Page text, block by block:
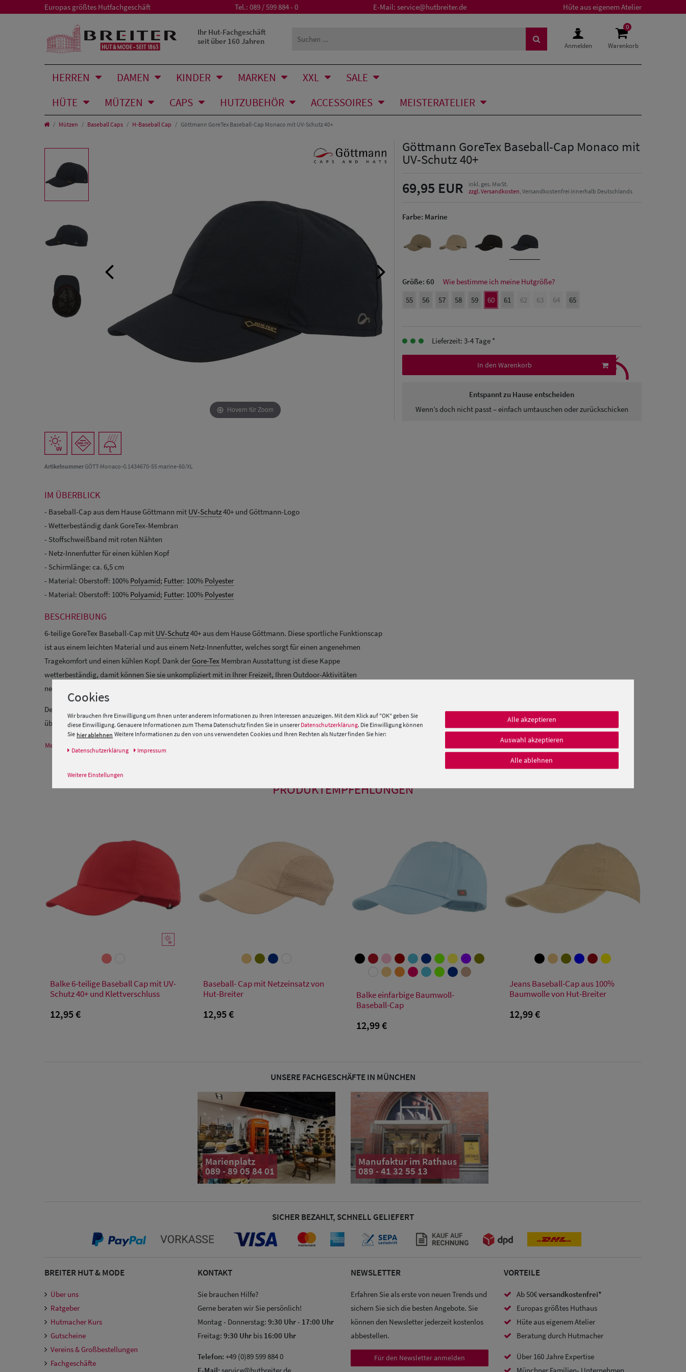
Europas größtes Hutfachgeschäft Tel.: 089 / 599 884 - 0 E-Mail: service@hutbreiter.de Hüte aus eigenem Atelier
Ihr Hut-Fachgeschäft
seit über 160 Jahren
Anmelden
0
Warenkorb
HERREN DAMEN KINDER MARKEN XXL
SALE
HÜTE
MÜTZEN CAPS HUTZUBEHÖR ACCESSOIRES MEISTERATELIER
Mützen Baseball Caps H-Baseball Cap Göttmann GoreTex Baseball-Cap Monaco mit UV-Schutz 40+
Hovern für Zoom
ArtikelnummerGÖTT-Monaco-G 1434670-55 marine-60/XL
Göttmann GoreTex Baseball-Cap Monaco mit
UV-Schutz 40+
69,95 EUR
inkl. ges. MwSt.
zzgl. Versandkosten, Versandkostenfrei innerhalb Deutschlands
Farbe: Marine
Größe: 60
Wie bestimme ich meine Hutgröße?
55
56 57 58 59 60 61 62 63 64 65
Lieferzeit: 3-4 Tage *
In den Warenkorb
Entspannt zu Hause entscheiden
Wenn’s doch nicht passt – einfach umtauschen oder zurückschicken
⤹
IM ÜBERBLICK
- Baseball-Cap aus dem Hause Göttmann mit UV-Schutz40+ und Göttmann-Logo
- Wetterbeständig dank GoreTex-Membran
- Stoffschweißband mit roten Nähten
- Netz-Innenfutter für einen kühlen Kopf
- Schirmlänge: ca. 6,5 cm
- Material: Oberstoff: 100% Polyamid; Futter: 100% Polyester
- Material: Oberstoff: 100% Polyamid; Futter: 100% Polyester
BESCHREIBUNG
6-teilige GoreTex Baseball-Cap mit UV-Schutz40+ aus dem Hause Göttmann. Diese sportliche Funktionscap
ist aus einem leichten Material und aus einem Netz-Innenfutter, welches sorgt für einen angenehmen
Tragekomfort und einen kühlen Kopf. Dank der Gore-Tex Membran Ausstattung ist diese Kappe
wetterbeständig, damit können Sie sie unkompliziert mit in Ihrer Freizeit, Ihren Outdoor-Aktivitäten
nehmen.
Der
überzeugt nicht nur durch ihr hochwertiges Material, sondern auch durch ihr schlichtes aber feines Design.
Mehr Informationen zum Hersteller und EU Verantwortlichen »
PRODUKTEMPFEHLUNGEN
Einheitsgröße
Balke 6-teilige Baseball Cap mit UV-
Schutz 40+ und Klettverschluss
12,95 €
Baseball- Cap mit Netzeinsatz von
Hut-Breiter
12,95 €
Einheitsgröße
Balke einfarbige Baumwoll-
Baseball-Cap
12,99 €
Einheitsgröße
Jeans Baseball-Cap aus 100%
Baumwolle von Hut-Breiter
12,99 €
UNSERE FACHGESCHÄFTE IN MÜNCHEN
Marienplatz
089 - 89 05 84 01
Manufaktur im Rathaus
089 - 41 32 55 13
SICHER BEZAHLT, SCHNELL GELIEFERT
BREITER HUT & MODE
Über uns
Ratgeber
Hutmacher Kurs
Gutscheine
Vereins & Großbestellungen
Fachgeschäfte
KONTAKT
Sie brauchen Hilfe?
Gerne beraten wir Sie persönlich!
Montag - Donnerstag: 9:30 Uhr- 17:00 Uhr
Freitag: 9:30 Uhr bis 16:00 Uhr
Telefon: +49 (0)89 599 884 0
NEWSLETTER
Erfahren Sie als erste von neuen Trends und
sichern Sie sich die besten Angebote. Sie
können den Newsletter jederzeit kostenlos
abbestellen.
Für den Newsletter anmelden
VORTEILE
Ab 50€versandkostenfrei*
Europas größtes Huthaus
Hüte aus eigenem Atelier
Beratung durch Hutmacher
Über 160 Jahre Expertise
Cookies
Wir brauchen Ihre Einwilligung um Ihnen unter anderem Informationen zu Ihren Interessen anzuzeigen. Mit dem Klick auf "OK" geben Sie
diese Einwilligung. Genauere Informationen zum Thema Datenschutz finden Sie in unserer Datenschutzerklärung. Die Einwilligung können
Sie hier ablehnen Weitere Informationen zu den von uns verwendeten Cookies und Ihren Rechten als Nutzer finden Sie hier:
Daten­schutz­erklärung Impressum
Weitere Einstellungen
Alle akzeptieren
Auswahl akzeptieren
Alle ablehnen